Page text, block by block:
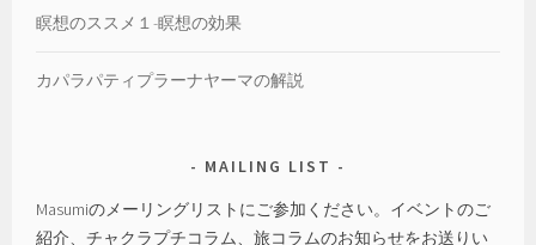
瞑想のススメ１-瞑想の効果
カパラパティプラーナヤーマの解説
MAILING LIST
Masumiのメーリングリストにご参加ください。イベントのご
紹介、チャクラプチコラム、旅コラムのお知らせをお送りい